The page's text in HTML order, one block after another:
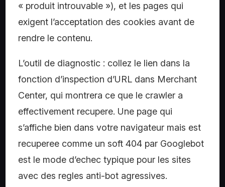
« produit introuvable »), et les pages qui
exigent l’acceptation des cookies avant de
rendre le contenu.
L’outil de diagnostic : collez le lien dans la
fonction d’inspection d’URL dans Merchant
Center, qui montrera ce que le crawler a
effectivement recupere. Une page qui
s’affiche bien dans votre navigateur mais est
recuperee comme un soft 404 par Googlebot
est le mode d’echec typique pour les sites
avec des regles anti-bot agressives.